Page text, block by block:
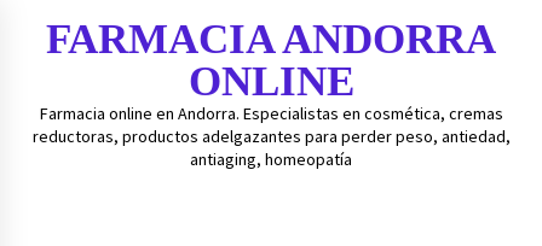
FARMACIA ANDORRA
ONLINE
Farmacia online en Andorra. Especialistas en cosmética, cremas
reductoras, productos adelgazantes para perder peso, antiedad,
antiaging, homeopatía